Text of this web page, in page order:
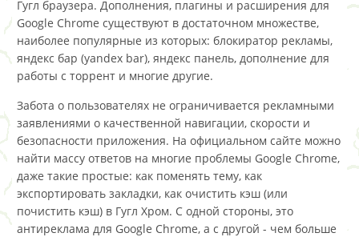
Гугл браузера. Дополнения, плагины и расширения для
Google Chrome существуют в достаточном множестве,
наиболее популярные из которых: блокиратор рекламы,
яндекс бар (yandex bar), яндекс панель, дополнение для
работы с торрент и многие другие.
Забота о пользователях не ограничивается рекламными
заявлениями о качественной навигации, скорости и
безопасности приложения. На официальном сайте можно
найти массу ответов на многие проблемы Google Chrome,
даже такие простые: как поменять тему, как
экспортировать закладки, как очистить кэш (или
почистить кэш) в Гугл Хром. С одной стороны, это
антиреклама для Google Chrome, а с другой - чем больше